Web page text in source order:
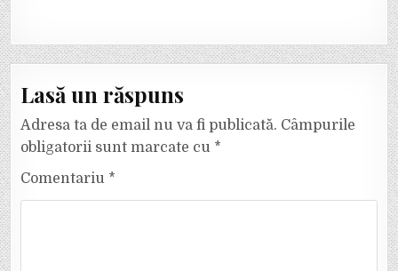
Lasă un răspuns
Adresa ta de email nu va fi publicată. Câmpurile
obligatorii sunt marcate cu *
Comentariu *